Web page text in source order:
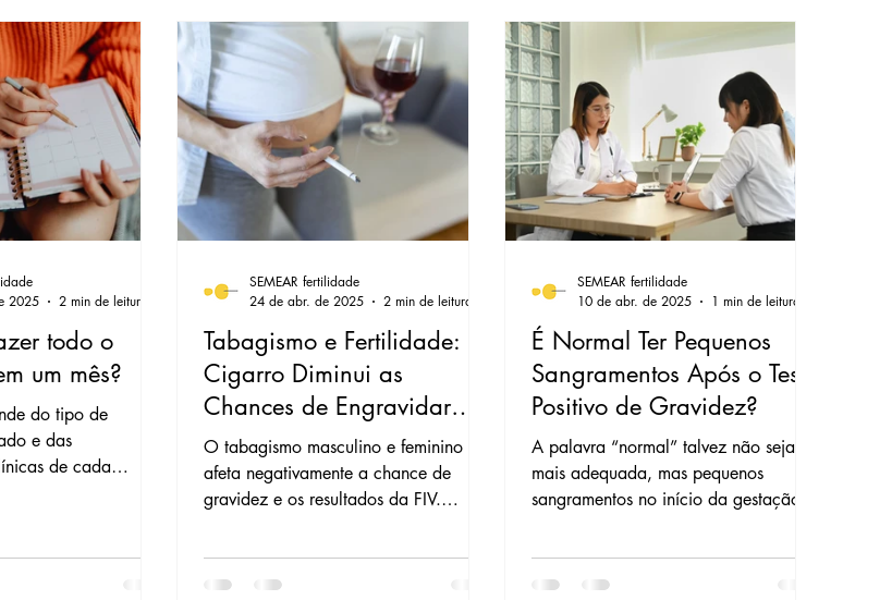
todo o
um mês?
do tipo de
e das
de cada
2025
2 min de leitura
Tabagismo e Fertilidade: O
Cigarro Diminui as
Chances de Engravidar
(Naturalmente ou por FIV)?
O tabagismo masculino e feminino
afeta negativamente a chance de
gravidez e os resultados da FIV.
eliminar o consumo de cigarros,
equilibrando a redução de risco com
SEMEAR fertilidade
24 de abr. de 2025
2 min de leitura
É Normal Ter Pequenos
Sangramentos Após o Teste
Positivo de Gravidez?
A palavra “normal” talvez não seja a
mais adequada, mas pequenos
sangramentos no início da gestação
SEMEAR fertilidade
10 de abr. de 2025
1 min de leitura